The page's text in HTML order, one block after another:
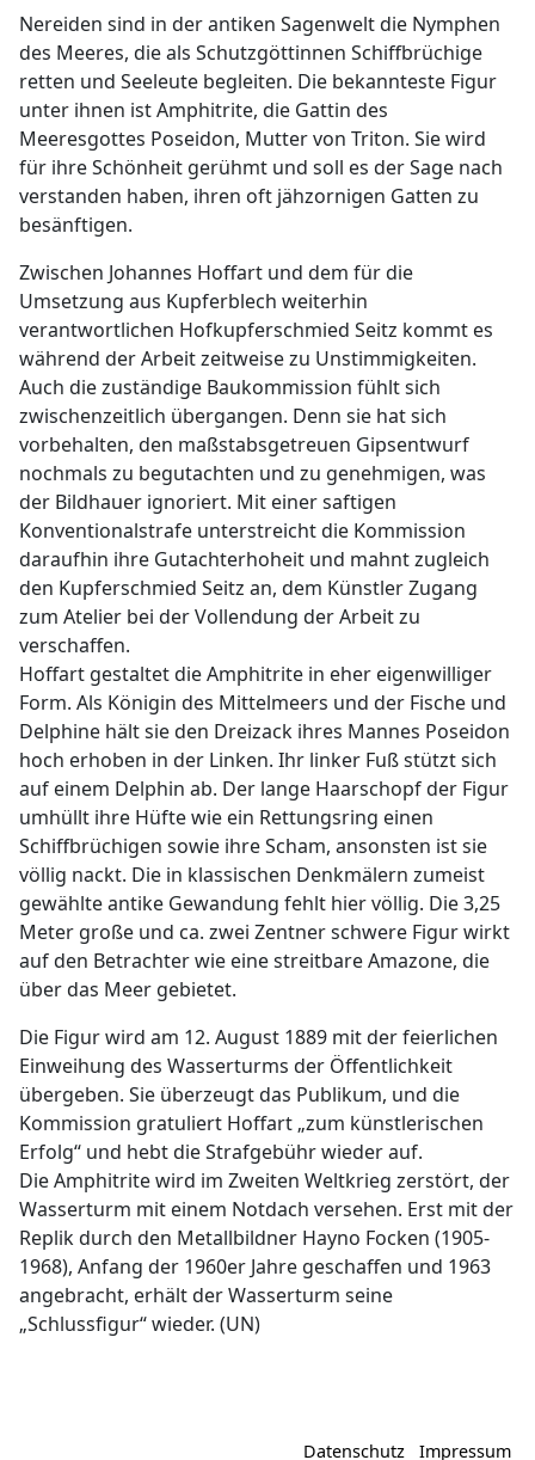
Nereiden sind in der antiken Sagenwelt die Nymphen
des Meeres, die als Schutzgöttinnen Schiffbrüchige
retten und Seeleute begleiten. Die bekannteste Figur
unter ihnen ist Amphitrite, die Gattin des
Meeresgottes Poseidon, Mutter von Triton. Sie wird
für ihre Schönheit gerühmt und soll es der Sage nach
verstanden haben, ihren oft jähzornigen Gatten zu
besänftigen.
Zwischen Johannes Hoffart und dem für die
Umsetzung aus Kupferblech weiterhin
verantwortlichen Hofkupferschmied Seitz kommt es
während der Arbeit zeitweise zu Unstimmigkeiten.
Auch die zuständige Baukommission fühlt sich
zwischenzeitlich übergangen. Denn sie hat sich
vorbehalten, den maßstabsgetreuen Gipsentwurf
nochmals zu begutachten und zu genehmigen, was
der Bildhauer ignoriert. Mit einer saftigen
Konventionalstrafe unterstreicht die Kommission
daraufhin ihre Gutachterhoheit und mahnt zugleich
den Kupferschmied Seitz an, dem Künstler Zugang
zum Atelier bei der Vollendung der Arbeit zu
verschaffen.
Hoffart gestaltet die Amphitrite in eher eigenwilliger
Form. Als Königin des Mittelmeers und der Fische und
Delphine hält sie den Dreizack ihres Mannes Poseidon
hoch erhoben in der Linken. Ihr linker Fuß stützt sich
auf einem Delphin ab. Der lange Haarschopf der Figur
umhüllt ihre Hüfte wie ein Rettungsring einen
Schiffbrüchigen sowie ihre Scham, ansonsten ist sie
völlig nackt. Die in klassischen Denkmälern zumeist
gewählte antike Gewandung fehlt hier völlig. Die 3,25
Meter große und ca. zwei Zentner schwere Figur wirkt
auf den Betrachter wie eine streitbare Amazone, die
über das Meer gebietet.
Die Figur wird am 12. August 1889 mit der feierlichen
Einweihung des Wasserturms der Öffentlichkeit
übergeben. Sie überzeugt das Publikum, und die
Kommission gratuliert Hoffart „zum künstlerischen
Erfolg“ und hebt die Strafgebühr wieder auf.
Die Amphitrite wird im Zweiten Weltkrieg zerstört, der
Wasserturm mit einem Notdach versehen. Erst mit der
Replik durch den Metallbildner Hayno Focken (1905-
1968), Anfang der 1960er Jahre geschaffen und 1963
angebracht, erhält der Wasserturm seine
„Schlussfigur“ wieder. (UN)
Datenschutz Impressum